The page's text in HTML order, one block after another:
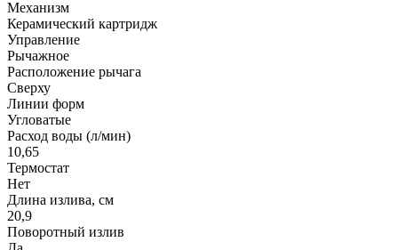
Механизм
Керамический картридж
Управление
Рычажное
Расположение рычага
Сверху
Линии форм
Угловатые
Расход воды (л/мин)
10,65
Термостат
Нет
Длина излива, см
20,9
Поворотный излив